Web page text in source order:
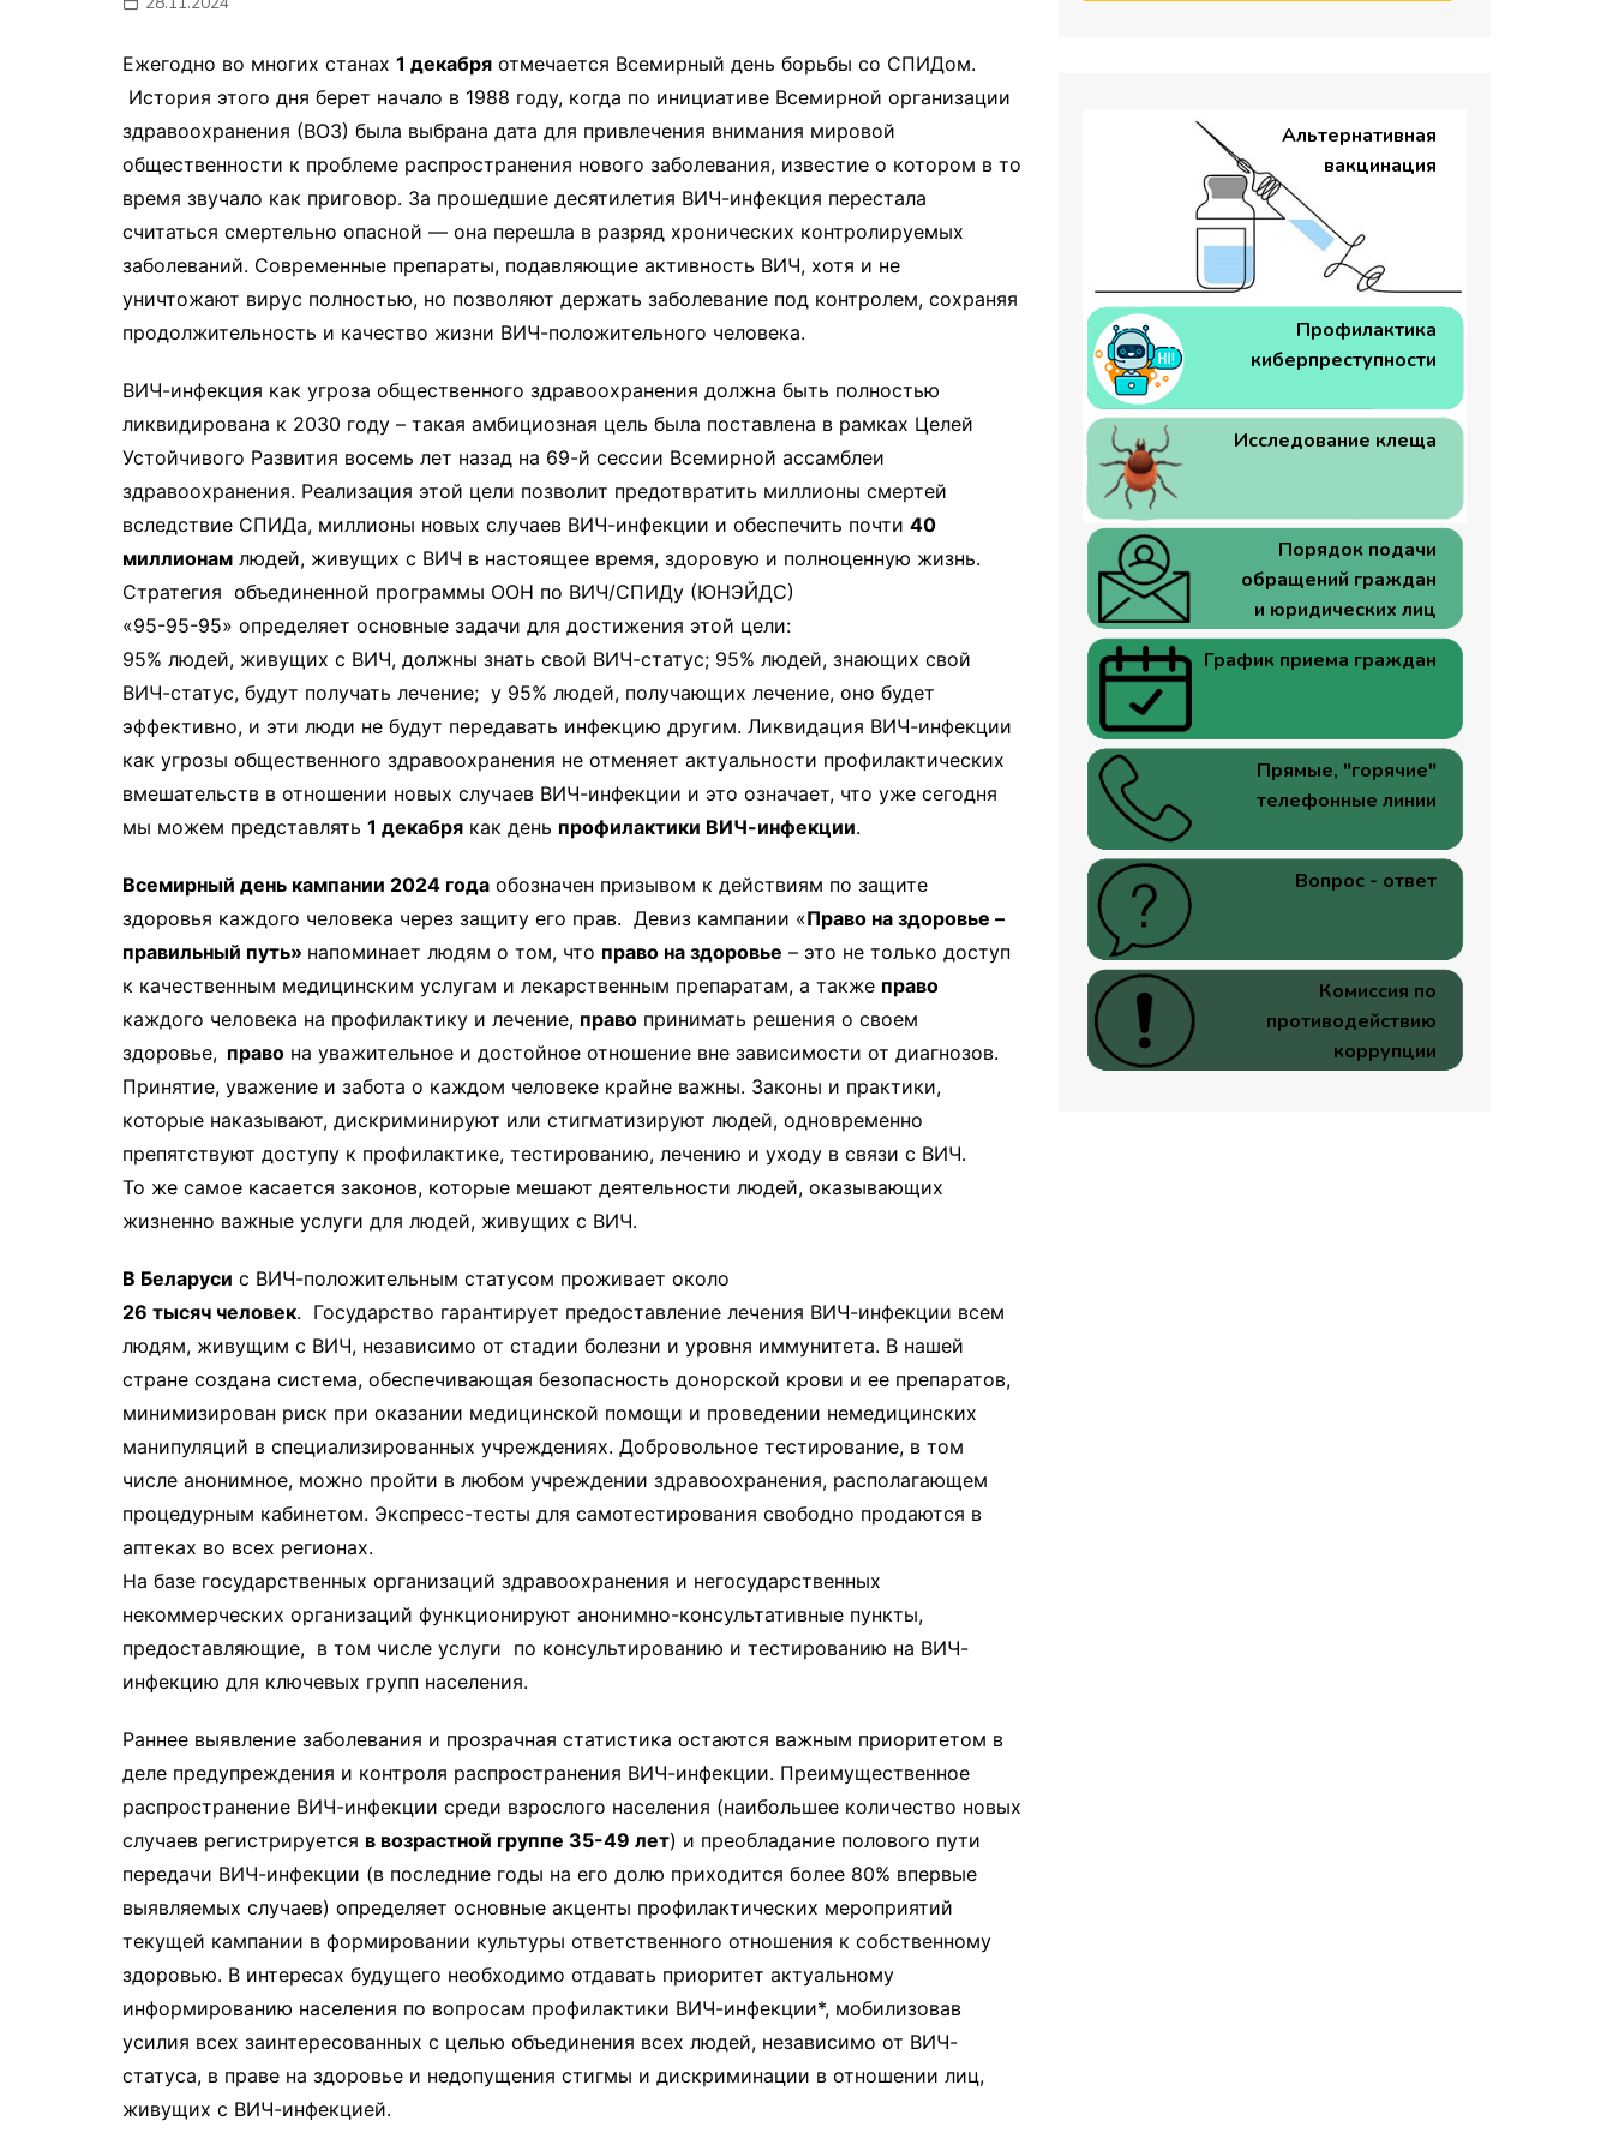
Ежегодно во многих станах 1 декабря отмечается Всемирный день борьбы со СПИДом.
История этого дня берет начало в 1988 году, когда по инициативе Всемирной организации
здравоохранения (ВОЗ) была выбрана дата для привлечения внимания мировой
общественности к проблеме распространения нового заболевания, известие о котором в то
время звучало как приговор. За прошедшие десятилетия ВИЧ-инфекция перестала
считаться смертельно опасной — она перешла в разряд хронических контролируемых
заболеваний. Современные препараты, подавляющие активность ВИЧ, хотя и не
уничтожают вирус полностью, но позволяют держать заболевание под контролем, сохраняя
продолжительность и качество жизни ВИЧ-положительного человека.
ВИЧ-инфекция как угроза общественного здравоохранения должна быть полностью
ликвидирована к 2030 году – такая амбициозная цель была поставлена в рамках Целей
Устойчивого Развития восемь лет назад на 69-й сессии Всемирной ассамблеи
здравоохранения. Реализация этой цели позволит предотвратить миллионы смертей
вследствие СПИДа, миллионы новых случаев ВИЧ-инфекции и обеспечить почти 40
миллионам людей, живущих с ВИЧ в настоящее время, здоровую и полноценную жизнь.
Стратегия объединенной программы ООН по ВИЧ/СПИДу (ЮНЭЙДС)
«95-95-95» определяет основные задачи для достижения этой цели:
95% людей, живущих с ВИЧ, должны знать свой ВИЧ-статус; 95% людей, знающих свой
ВИЧ-статус, будут получать лечение; у 95% людей, получающих лечение, оно будет
эффективно, и эти люди не будут передавать инфекцию другим. Ликвидация ВИЧ-инфекции
как угрозы общественного здравоохранения не отменяет актуальности профилактических
вмешательств в отношении новых случаев ВИЧ-инфекции и это означает, что уже сегодня
мы можем представлять 1 декабря как день профилактики ВИЧ-инфекции.
Всемирный день кампании 2024 года обозначен призывом к действиям по защите
здоровья каждого человека через защиту его прав. Девиз кампании «Право на здоровье –
правильный путь» напоминает людям о том, что право на здоровье – это не только доступ
к качественным медицинским услугам и лекарственным препаратам, а также право
каждого человека на профилактику и лечение, право принимать решения о своем
здоровье, право на уважительное и достойное отношение вне зависимости от диагнозов.
Принятие, уважение и забота о каждом человеке крайне важны. Законы и практики,
которые наказывают, дискриминируют или стигматизируют людей, одновременно
препятствуют доступу к профилактике, тестированию, лечению и уходу в связи с ВИЧ.
То же самое касается законов, которые мешают деятельности людей, оказывающих
жизненно важные услуги для людей, живущих с ВИЧ.
В Беларуси с ВИЧ-положительным статусом проживает около
26 тысяч человек. Государство гарантирует предоставление лечения ВИЧ-инфекции всем
людям, живущим с ВИЧ, независимо от стадии болезни и уровня иммунитета. В нашей
стране создана система, обеспечивающая безопасность донорской крови и ее препаратов,
минимизирован риск при оказании медицинской помощи и проведении немедицинских
манипуляций в специализированных учреждениях. Добровольное тестирование, в том
числе анонимное, можно пройти в любом учреждении здравоохранения, располагающем
процедурным кабинетом. Экспресс-тесты для самотестирования свободно продаются в
аптеках во всех регионах.
На базе государственных организаций здравоохранения и негосударственных
некоммерческих организаций функционируют анонимно-консультативные пункты,
предоставляющие, в том числе услуги по консультированию и тестированию на ВИЧ-
инфекцию для ключевых групп населения.
Раннее выявление заболевания и прозрачная статистика остаются важным приоритетом в
деле предупреждения и контроля распространения ВИЧ-инфекции. Преимущественное
распространение ВИЧ-инфекции среди взрослого населения (наибольшее количество новых
случаев регистрируется в возрастной группе 35-49 лет) и преобладание полового пути
передачи ВИЧ-инфекции (в последние годы на его долю приходится более 80% впервые
выявляемых случаев) определяет основные акценты профилактических мероприятий
текущей кампании в формировании культуры ответственного отношения к собственному
здоровью. В интересах будущего необходимо отдавать приоритет актуальному
информированию населения по вопросам профилактики ВИЧ-инфекции*, мобилизовав
усилия всех заинтересованных с целью объединения всех людей, независимо от ВИЧ-
статуса, в праве на здоровье и недопущения стигмы и дискриминации в отношении лиц,
живущих с ВИЧ-инфекцией.
Альтернативная
вакцинация
Профилактика
киберпреступности
Исследование клеща
Порядок подачи
обращений граждан
и юридических лиц
График приема граждан
Прямые, "горячие"
телефонные линии
Вопрос - ответ
Комиссия по
противодействию
коррупции